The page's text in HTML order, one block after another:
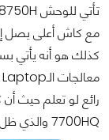
7700HQ والذي ظل لفترة طويلة متسيدًا عالم لابتوبات الجيمنج.